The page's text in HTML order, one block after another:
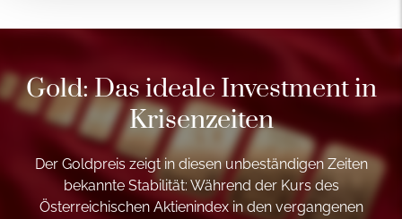
Gold: Das ideale Investment in
Krisenzeiten
Der Goldpreis zeigt in diesen unbeständigen Zeiten
bekannte Stabilität: Während der Kurs des
Österreichischen Aktienindex in den vergangenen